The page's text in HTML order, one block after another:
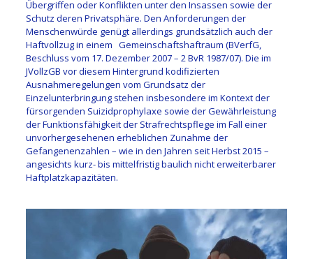
Übergriffen oder Konflikten unter den Insassen sowie der
Schutz deren Privatsphäre. Den Anforderungen der
Menschenwürde genügt allerdings grundsätzlich auch der
Haftvollzug in einem Gemeinschaftshaftraum (BVerfG,
Beschluss vom 17. Dezember 2007 – 2 BvR 1987/07). Die im
JVollzGB vor diesem Hintergrund kodifizierten
Ausnahmeregelungen vom Grundsatz der
Einzelunterbringung stehen insbesondere im Kontext der
fürsorgenden Suizidprophylaxe sowie der Gewährleistung
der Funktionsfähigkeit der Strafrechtspflege im Fall einer
unvorhergesehenen erheblichen Zunahme der
Gefangenenzahlen – wie in den Jahren seit Herbst 2015 –
angesichts kurz- bis mittelfristig baulich nicht erweiterbarer
Haftplatzkapazitäten.